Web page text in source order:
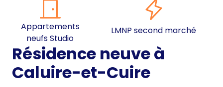
Appartements
neufs Studio
LMNP second marché
Résidence neuve à
Caluire-et-Cuire